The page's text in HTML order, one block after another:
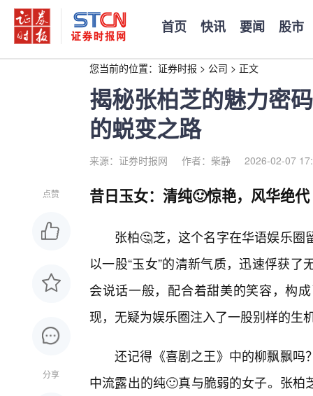
首页 快讯 要闻 股市
您当前的位置： 证券时报 > 公司 > 正文
揭秘张柏芝的魅力密
的蜕变之路
来源：证券时报网 作者：柴静 2026-02-07
点赞
分享
昔日玉女：清纯🙂惊艳，风华绝代
张柏🤔芝，这个名字在华语娱乐
以一股“玉女”的清新气质，迅速俘获
会说话一般，配合着甜美的笑容，构
现，无疑为娱乐圈注入了一股别样的生
还记得《喜剧之王》中的柳飘飘吗
中流露出的纯🙂真与脆弱的女子。张